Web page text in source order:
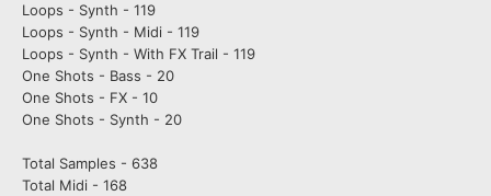
Loops - Synth - 119
Loops - Synth - Midi - 119
Loops - Synth - With FX Trail - 119
One Shots - Bass - 20
One Shots - FX - 10
One Shots - Synth - 20
Total Samples - 638
Total Midi - 168